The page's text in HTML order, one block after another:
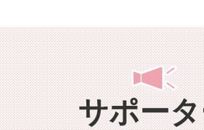
年3月20日（金曜
きくち総合診療クリ
デン 他 ※綾瀬市を舞
：日向端ひな（高嶺
サポー